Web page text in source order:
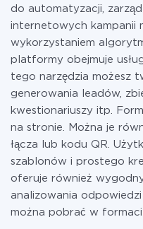
do automatyzacji,
internetowych kampanii
wykorzystaniem
platformy obejmuje
tego narzędzia możesz
generowania leadów,
kwestionariuszy itp.
na stronie. Można je
łącza lub kodu QR.
szablonów i prostego
oferuje również
analizowania
można pobrać w